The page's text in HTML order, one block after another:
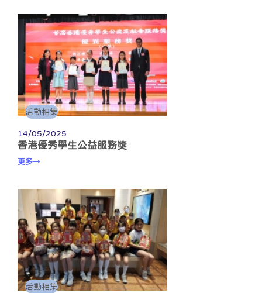
活動相集
14/05/2025
香港優秀學生公益服務獎
更多
活動相集